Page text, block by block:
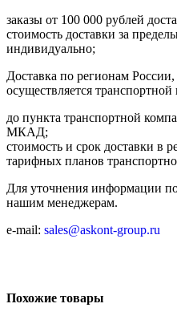
заказы от 100 000 рублей
cтоимость доставки за
индивидуально;
Доставка по регионам
осуществляется
до пункта транспортной
МКАД;
стоимость и срок доставки в
тарифных планов
Для уточнения информации
нашим менеджерам.
e-mail: sales@askont-group.ru
Похожие товары